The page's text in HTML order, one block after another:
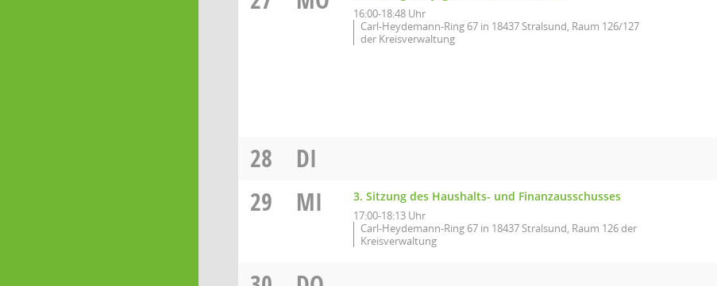
16:00-18:48 Uhr
Carl-Heydemann-Ring 67 in 18437 Stralsund, Raum 126/127
der Kreisverwaltung
28
DI
29
MI 3. Sitzung des Haushalts- und Finanzausschusses
17:00-18:13 Uhr
Carl-Heydemann-Ring 67 in 18437 Stralsund, Raum 126 der
Kreisverwaltung